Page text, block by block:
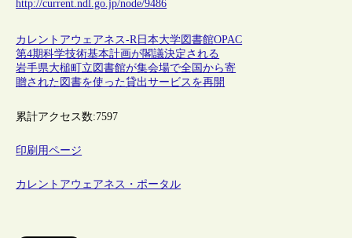
http://current.ndl.go.jp/node/9486
カレントアウェアネス-R日本大学図書館OPAC
第4期科学技術基本計画が閣議決定される
岩手県大槌町立図書館が集会場で全国から寄
贈された図書を使った貸出サービスを再開
累計アクセス数:7597
印刷用ページ
カレントアウェアネス・ポータル